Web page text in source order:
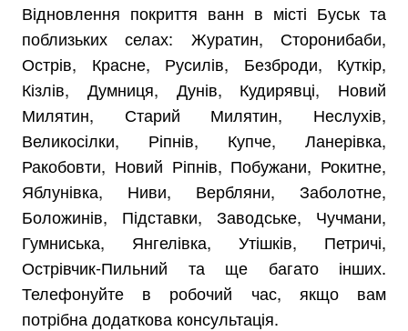
Відновлення покриття ванн в місті Буськ та
поблизьких селах: Журатин, Сторонибаби,
Острів, Красне, Русилів, Безброди, Куткір,
Кізлів, Думниця, Дунів, Кудирявці, Новий
Милятин, Старий Милятин, Неслухів,
Великосілки, Ріпнів, Купче, Ланерівка,
Ракобовти, Новий Ріпнів, Побужани, Рокитне,
Яблунівка, Ниви, Вербляни, Заболотне,
Боложинів, Підставки, Заводське, Чучмани,
Гумниська, Янгелівка, Утішків, Петричі,
Острівчик-Пильний та ще багато інших.
Телефонуйте в робочий час, якщо вам
потрібна додаткова консультація.